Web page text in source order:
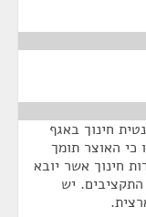
חינוך באגף
כי האוצר תומך
חינוך אשר יובא
יש